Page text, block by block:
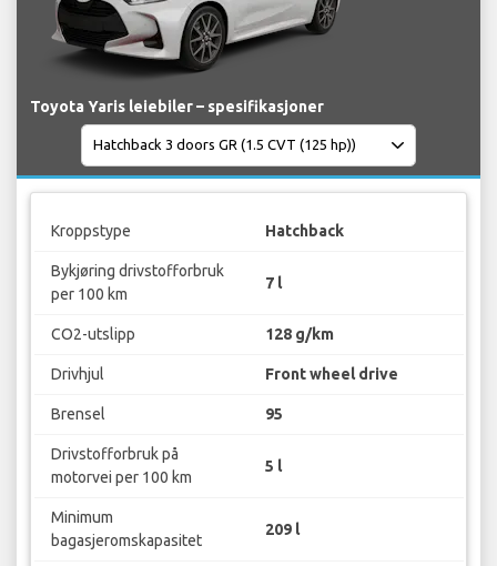
Toyota Yaris leiebiler – spesifikasjoner
Kroppstype Hatchback
Bykjøring drivstofforbruk
per 100 km
7 l
CO2-utslipp 128 g/km
Drivhjul Front wheel drive
Brensel 95
Drivstofforbruk på
motorvei per 100 km
5 l
Minimum
bagasjeromskapasitet
209 l